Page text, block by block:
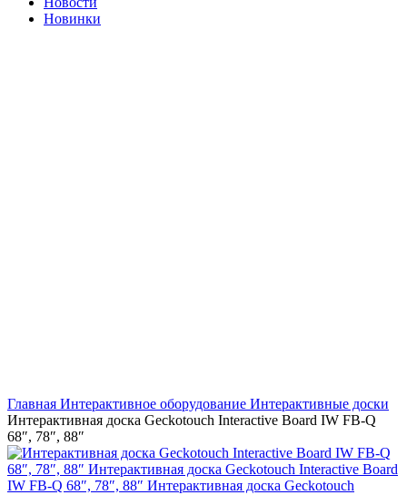
Новинки
Главная Интерактивное оборудование Интерактивные доски
Интерактивная доска Geckotouch Interactive Board IW FB-Q
68″, 78″, 88″